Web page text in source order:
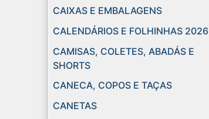
CAIXAS E EMBALAGENS
CALENDÁRIOS E FOLHINHAS 2026
CAMISAS, COLETES, ABADÁS E
SHORTS
CANECA, COPOS E TAÇAS
CANETAS